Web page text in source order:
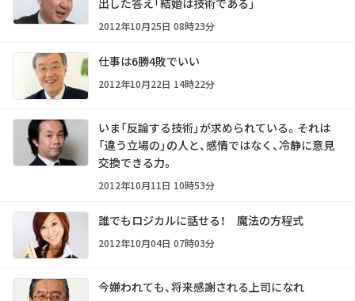
2012年10月25日 08時23分
仕事は6勝4敗でいい
2012年10月22日 14時22分
いま「反論する技術」が求められている。それは
「違う立場の」の人と、感情ではなく、冷静に意見
交換できる力。
2012年10月11日 10時53分
誰でもロジカルに話せる！ 魔法の方程式
2012年10月04日 07時03分
今嫌われても、将来感謝される上司になれ